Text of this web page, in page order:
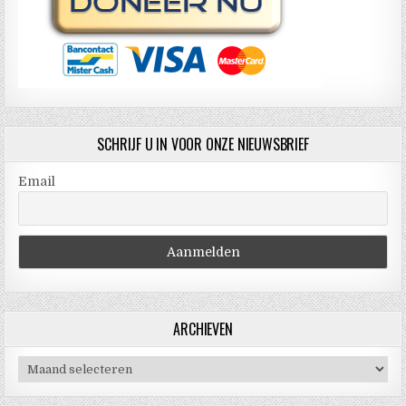
SCHRIJF U IN VOOR ONZE NIEUWSBRIEF
Email
ARCHIEVEN
Archieven